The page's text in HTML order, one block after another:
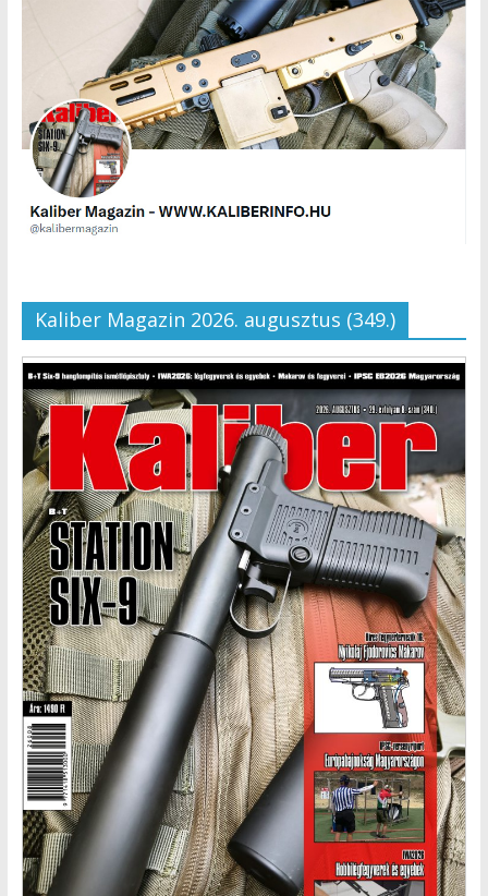
Kaliber Magazin 2026. augusztus (349.)